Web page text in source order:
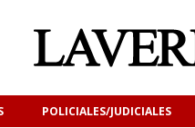
POLICIALES/JUDICIALES